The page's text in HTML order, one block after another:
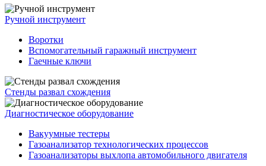
Ручной инструмент
Воротки
Вспомогательный гаражный инструмент
Гаечные ключи
Стенды развал схождения
Диагностическое оборудование
Вакуумные тестеры
Газоанализатор технологических процессов
Газоанализаторы выхлопа автомобильного двигателя